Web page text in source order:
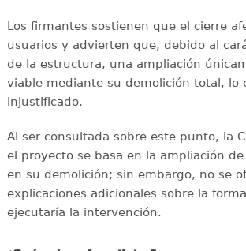
Los firmantes sostienen que el cierre
usuarios y advierten que, debido al
de la estructura, una ampliación
viable mediante su demolición total, lo
injustificado.
Al ser consultada sobre este punto, la
el proyecto se basa en la ampliación
en su demolición; sin embargo, no se
explicaciones adicionales sobre la
ejecutaría la intervención.